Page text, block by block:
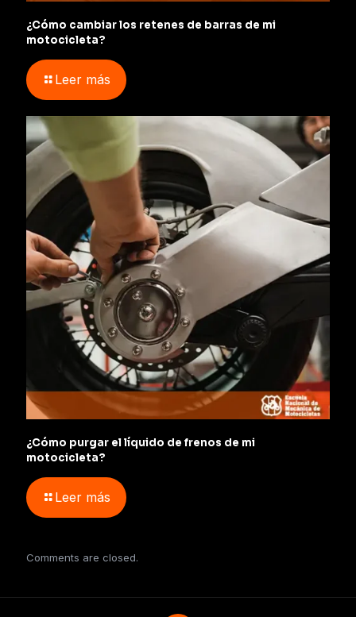
¿Cómo cambiar los retenes de barras de mi
motocicleta?
Leer más
¿Cómo purgar el líquido de frenos de mi
motocicleta?
Leer más
Comments are closed.